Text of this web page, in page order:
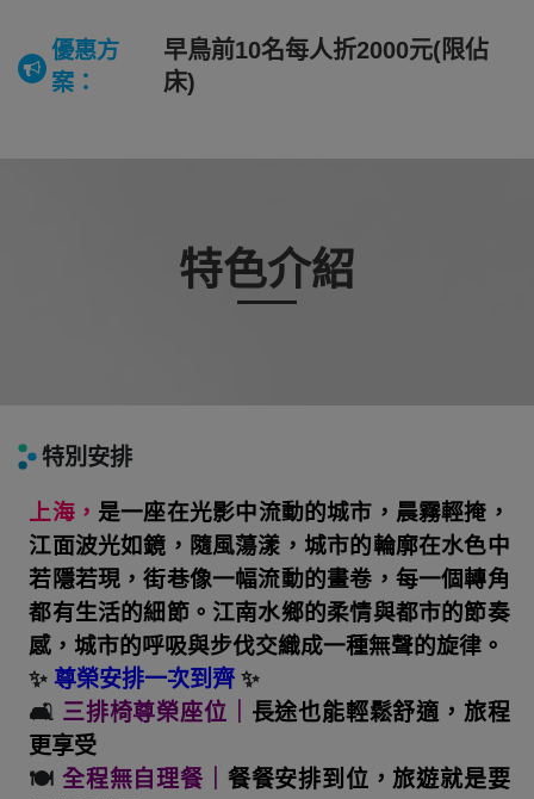
優惠方
案：
早鳥前10名每人折2000元(限佔
床)
特色介紹
特別安排
上海， 是一座在光影中流動的城市，晨霧輕掩，
江面波光如鏡，隨風蕩漾，城市的輪廓在水色中
若隱若現，街巷像一幅流動的畫卷，每一個轉角
都有生活的細節。江南水鄉的柔情與都市的節奏
感，城市的呼吸與步伐交織成一種無聲的旋律。
✨ 尊榮安排一次到齊 ✨
🛋 三排椅尊榮座位
長途也能輕鬆舒適，旅程
更享受
🍽全程無自理餐｜ 餐餐安排到位，旅遊就是要